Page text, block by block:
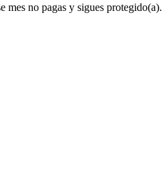
mes no pagas y sigues protegido(a).